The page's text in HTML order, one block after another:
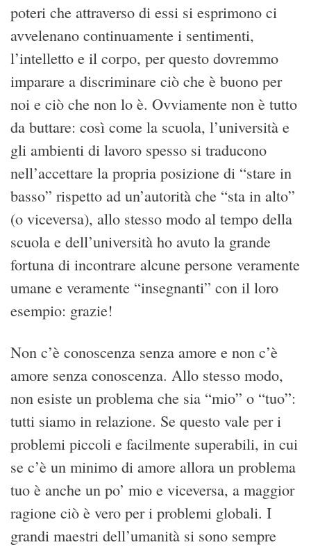
poteri che attraverso di essi si esprimono ci
avvelenano continuamente i sentimenti,
l’intelletto e il corpo, per questo dovremmo
imparare a discriminare ciò che è buono per
noi e ciò che non lo è. Ovviamente non è tutto
da buttare: così come la scuola, l’università e
gli ambienti di lavoro spesso si traducono
nell’accettare la propria posizione di “stare in
basso” rispetto ad un’autorità che “sta in alto”
(o viceversa), allo stesso modo al tempo della
scuola e dell’università ho avuto la grande
fortuna di incontrare alcune persone veramente
umane e veramente “insegnanti” con il loro
esempio: grazie!
Non c’è conoscenza senza amore e non c’è
amore senza conoscenza. Allo stesso modo,
non esiste un problema che sia “mio” o “tuo”:
tutti siamo in relazione. Se questo vale per i
problemi piccoli e facilmente superabili, in cui
se c’è un minimo di amore allora un problema
tuo è anche un po’ mio e viceversa, a maggior
ragione ciò è vero per i problemi globali. I
grandi maestri dell’umanità si sono sempre